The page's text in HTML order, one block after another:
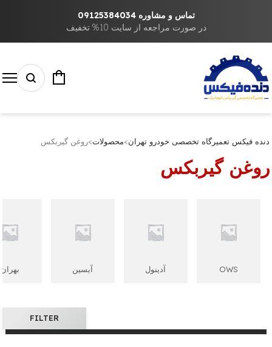
تماس و مشاوره 09125384034
در صورت مراجعه از سایت 10% تخفیف
دنده فیکس تعمیرگاه تخصصی خودرو تهران>محصولات>روغن گیربکس
روغن گیربکس
OWS آدینول آیسین بهران
FILTER